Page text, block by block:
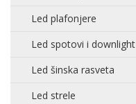
Led plafonjere
Led spotovi i downlight
Led šinska rasveta
Led strele